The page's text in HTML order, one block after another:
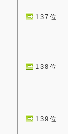
137位
138位
139位